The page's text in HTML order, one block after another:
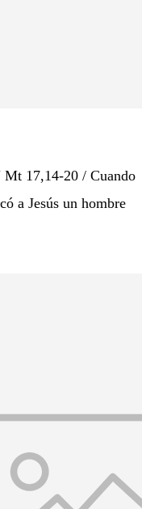
17,14-20 / Cuando
a Jesús un hombre